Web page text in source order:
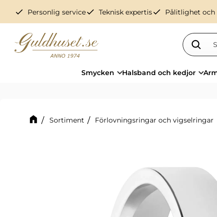
check Personlig servicecheck Teknisk expertischeck Pålitlighet och
Smycken Halsband och kedjor
Sortiment Förlovningsringar och vigselringar